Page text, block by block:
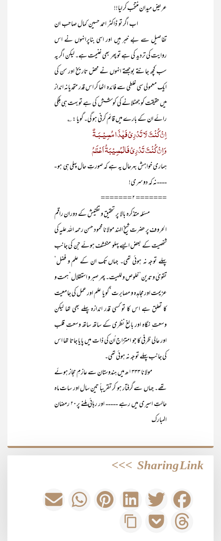
عریض میدان منتخب کر لیا!!
اب اگر تو ڈاکٹر احمد حسین کمال صاحب ان
تفاصیل سے بے خبر ہیں اور اسی بناپرانہوں نے اس
روایت کی تردید کی ہے تو پھر بھی غنیمت ہے۔ لیکن اگر یہ
سب کچھ جانتے بوجھتے انہوں نے محض تاریخ اور سن کی
ایک معمولی سی غلطی سے فائدہ اٹھا کر اس قدر متحدیانہ انداز
میں حقیقت کو جھٹلانے کی کوشش کی ہے تو بہت ہی ہلکی
رائے ان کے بارے میں قائم کرنی ہو گی۔ گویا : ؎
اِنْ کُنْتَ لَا تَدْرِیْ فَھٰذَا مُصِیْـبَـۃٌ
وَاِنْ کُنْتَ تَدْرِیْ فَالْمُصِیْبَۃُ اَعْظَمُ
ہماری خواہش بہرحال یہ ہے کہ صورتِ حال پہلی ہی ہو -
----نہ کہ دوسری!
======= ۲ =======
مسئلہ متذکرہ بالا پر تحقیق و تفتیش کے دوران راقم
الحروف پر حضرت شیخ الہند مولانا محمود حسن رحمہ اللہ علیہ کی
شخصیت کے بعض ایسے پہلو منکشف ہوئے جن کی جانب
پہلے توجہ نہ ہوئی تھی۔ جہاں تک ان کے علم و فضل‘
تقویٰ و تدین‘ خلوص و للہیت۔ پھر صبر و استقلال‘ ہمت و
عزیمت اور مجاہدہ و مصابرت‘ گویا علم اور عمل کی جامعیت
کا تعلق ہے اس کا تو کسی قدر اندازہ پہلے بھی تھا لیکن
وسعت ِ نگاہ اور بالغ نظری کے ساتھ ساتھ وسعت ِ قلب
اور عالی ظرفی کا جو امتزاج اُن کی ذات میں پایا جاتا تھا اس
کی جانب پہلے توجہ نہ ہوئی تھی۔
مولانا ۱۳۳۳ھ میں ہندوستان سے عازمِ حجاز ہوئے
تھے۔ جہاں سے گرفتار ہو کر تقریباً تین سال اور سات ماہ
حالتِ اسیری میں رہے ----- اور رہائی ملنے پر۲۰ رمضان
المبارک
Sharing Link
>>>